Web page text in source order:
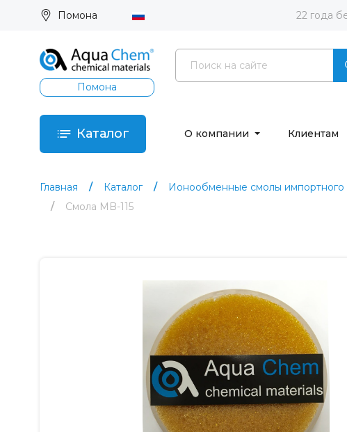
Помона 22 года
Помона
Каталог О компании Клиентам
Главная Каталог Ионообменные смолы импортного
Смола MB-115